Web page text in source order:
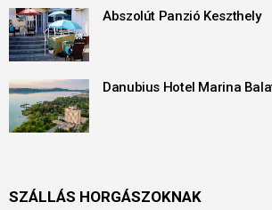
Abszolút Panzió Keszthely
Danubius Hotel Marina
SZÁLLÁS HORGÁSZOKNAK